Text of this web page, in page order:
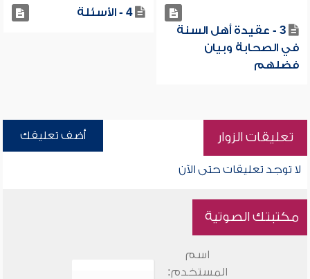
3 - عقيدة أهل السنة
في الصحابة وبيان
فضلهم
4 - الأسئلة
تعليقات الزوار أضف تعليقك
لا توجد تعليقات حتى الآن
مكتبتك الصوتية
اسم
المستخدم: